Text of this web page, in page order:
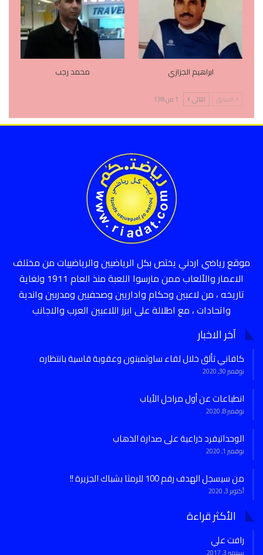
ابراهيم الجزازي محمد رجب
السابق التالي 1 من 138
موقع رياضي اردني يختص بكل الرياضيين والرياضييات من مختلف
الاعمار والألعاب ممن مارسوا اللعبة منذ العام 1911 ولغاية
تاريخه ، من لاعبين وحكام واداريين وصحفيين ومدربين واندية
واتحادات ، مع اطلالة على ابرز اللاعبين العرب والاجانب
آخر الاخبار
كافاني تألق خلال لقاء ساوثمبتون وعقوبة قاسية بانتظاره
نوفمبر 30, 2020
انطباعات عن أول مراحل الأياب
نوفمبر 8, 2020
الوحداتيفرد ذراعية على صدارة الذهاب
نوفمبر 1, 2020
من سيسجل الهدف رقم 100 للرمثا بشباك الجزيرة !!
أكتوبر 3, 2020
الأكثر قراءة
رافت علي
سبتمبر 3, 2017